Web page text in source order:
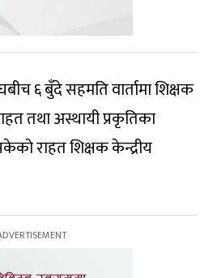
६ बुँदे सहमति वार्तामा शिक्षक
तथा अस्थायी प्रकृतिका
राहत शिक्षक केन्द्रीय